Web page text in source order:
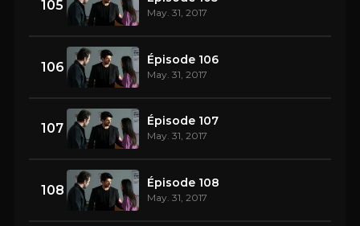
105 May. 31, 2017
106 Épisode 106
May. 31, 2017
107 Épisode 107
May. 31, 2017
108 Épisode 108
May. 31, 2017